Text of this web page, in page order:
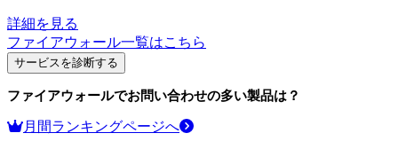
詳細を見る
ファイアウォール一覧はこちら
サービスを診断する
ファイアウォールでお問い合わせの多い製品は？
月間ランキングページへ